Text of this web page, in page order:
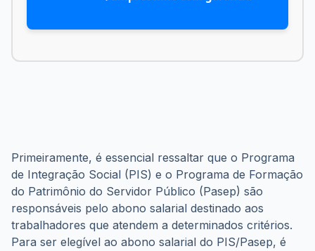
Primeiramente, é essencial ressaltar que o Programa
de Integração Social (PIS) e o Programa de Formação
do Patrimônio do Servidor Público (Pasep) são
responsáveis pelo abono salarial destinado aos
trabalhadores que atendem a determinados critérios.
Para ser elegível ao abono salarial do PIS/Pasep, é